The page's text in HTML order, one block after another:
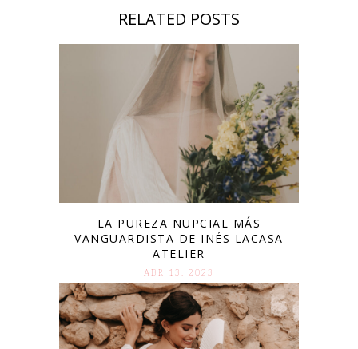
RELATED POSTS
LA PUREZA NUPCIAL MÁS
VANGUARDISTA DE INÉS LACASA
ATELIER
ABR 13. 2023